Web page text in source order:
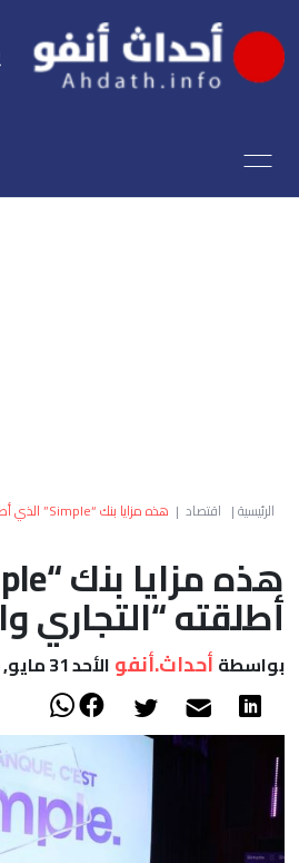
اقتصاد
العالم
أعمدة
الصحراء
الرئيسية| اقتصاد | هذه مزايا بنك “Simple” الذي أطلقته “التجاري وافابنك”
أطلقته “التجاري
بواسطة أحداث.أنفو الأحد 31 مايو, 2026 - 16:25